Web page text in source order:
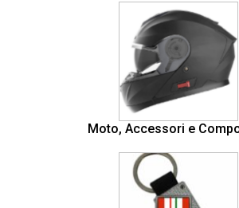
Moto, Accessori e